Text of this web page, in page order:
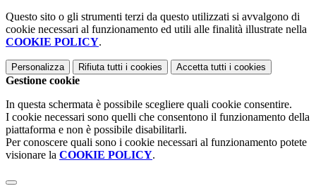
Questo sito o gli strumenti terzi da questo utilizzati si avvalgono di
cookie necessari al funzionamento ed utili alle finalità illustrate nella
COOKIE POLICY.
Personalizza Rifiuta tutti i cookies Accetta tutti i cookies
Gestione cookie
In questa schermata è possibile scegliere quali cookie consentire.
I cookie necessari sono quelli che consentono il funzionamento della
piattaforma e non è possibile disabilitarli.
Per conoscere quali sono i cookie necessari al funzionamento potete
visionare la COOKIE POLICY.